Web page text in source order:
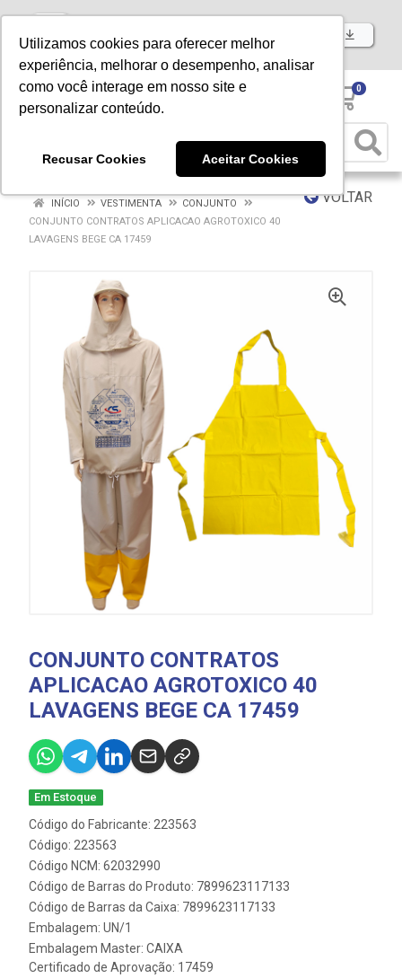
Utilizamos cookies para oferecer melhor
experiência, melhorar o desempenho, analisar
como você interage em nosso site e
personalizar conteúdo.
Recusar Cookies Aceitar Cookies
Baixe já nosso APP
0
VOLTAR
INÍCIO VESTIMENTA
CONJUNTO
CONJUNTO CONTRATOS APLICACAO AGROTOXICO 40
LAVAGENS BEGE CA 17459
CONJUNTO CONTRATOS
APLICACAO AGROTOXICO 40
LAVAGENS BEGE CA 17459
Em Estoque
Código do Fabricante: 223563
Código: 223563
Código NCM: 62032990
Código de Barras do Produto: 7899623117133
Código de Barras da Caixa: 7899623117133
Embalagem: UN/1
Embalagem Master: CAIXA
Certificado de Aprovação: 17459